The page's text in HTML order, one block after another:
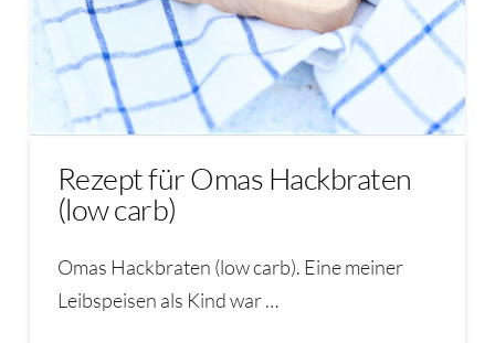
Rezept für Omas Hackbraten
(low carb)
Omas Hackbraten (low carb). Eine meiner
Leibspeisen als Kind war …